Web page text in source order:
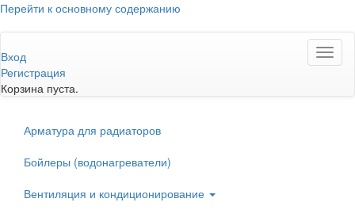
Перейти к основному содержанию
Вход
Регистрация
Корзина пуста.
Арматура для радиаторов
Бойлеры (водонагреватели)
Вентиляция и кондиционирование